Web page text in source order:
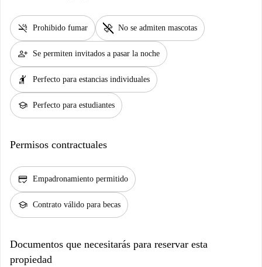
smoke_free Prohibido fumar pet_supplies No se admiten mascotas
person_add Se permiten invitados a pasar la noche
hail Perfecto para estancias individuales
school Perfecto para estudiantes
Permisos contractuales
credit_score Empadronamiento permitido
school Contrato válido para becas
Documentos que necesitarás para reservar esta
propiedad